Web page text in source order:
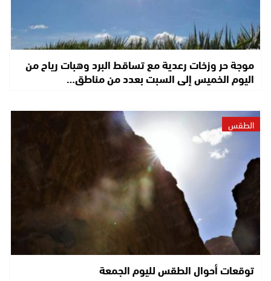
موجة حر وزخات رعدية مع تساقط البرد وهبات رياح من
اليوم الخميس إلى السبت بعدد من مناطق…
الطقس
توقعات أحوال الطقس لليوم الجمعة